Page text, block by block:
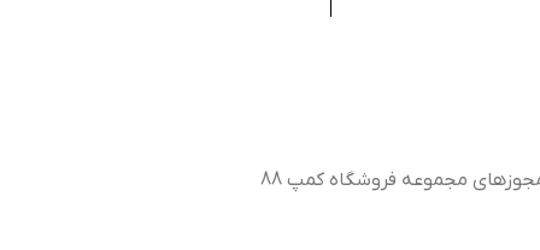
مجموعه فروشگاه کمپ 88